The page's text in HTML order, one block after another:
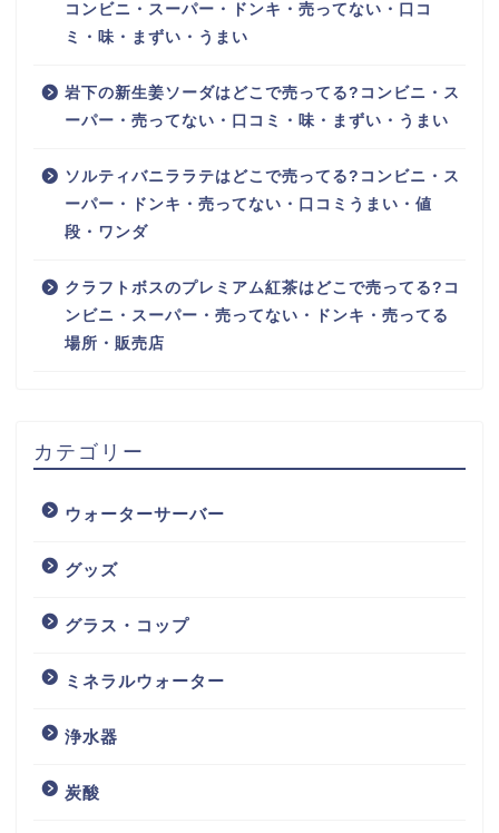
コンビニ・スーパー・ドンキ・売ってない・口コ
ミ・味・まずい・うまい
岩下の新生姜ソーダはどこで売ってる?コンビニ・ス
ーパー・売ってない・口コミ・味・まずい・うまい
ソルティバニララテはどこで売ってる?コンビニ・ス
ーパー・ドンキ・売ってない・口コミうまい・値
段・ワンダ
クラフトボスのプレミアム紅茶はどこで売ってる?コ
ンビニ・スーパー・売ってない・ドンキ・売ってる
場所・販売店
カテゴリー
ウォーターサーバー
グッズ
グラス・コップ
ミネラルウォーター
浄水器
炭酸